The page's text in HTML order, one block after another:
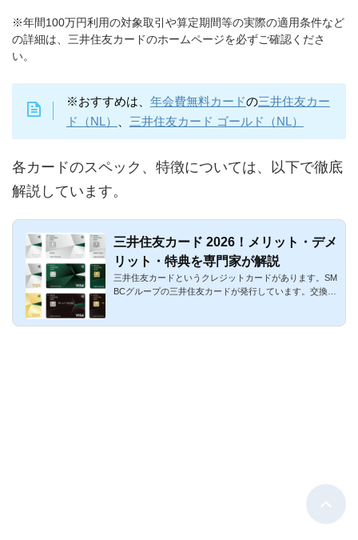
※年間100万円利用の対象取引や算定期間等の実際の適用条件など
の詳細は、三井住友カードのホームページを必ずご確認くださ
い。
※おすすめは、 年会費無料カードの三井住友カー
ド（NL）
三井住友カード ゴールド（NL）
各カードのスペック、特徴については、以下で徹底
解説しています。
三井住友カード 2026！メリット・デメ
リット・特典を専門家が解説
三井住友カードというクレジットカードがあります。SM
BCグループの三井住友カードが発行しています。交換先